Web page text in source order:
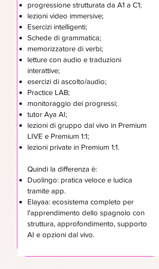
progressione strutturata da A1 a C1;
lezioni video immersive;
Esercizi intelligenti;
Schede di grammatica;
memorizzatore di verbi;
letture con audio e traduzioni
interattive;
esercizi di ascolto/audio;
Practice LAB;
monitoraggio dei progressi;
tutor Aya AI;
lezioni di gruppo dal vivo in Premium
LIVE e Premium 1:1;
lezioni private in Premium 1:1.
Quindi la differenza è:
Duolingo: pratica veloce e ludica
tramite app.
Elayaa: ecosistema completo per
l'apprendimento dello spagnolo con
struttura, approfondimento, supporto
AI e opzioni dal vivo.